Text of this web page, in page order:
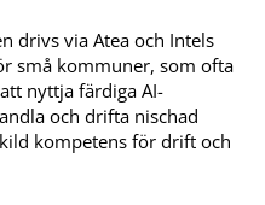
drivs via Atea och Intels
små kommuner, som ofta
nyttja färdiga AI-
och drifta nischad
kompetens för drift och